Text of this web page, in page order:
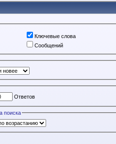
Ключевые слова
Сообщений
Ответов
поиска